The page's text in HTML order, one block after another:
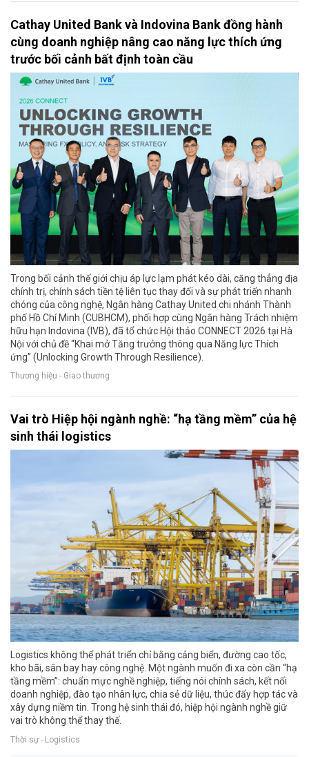
Cathay United Bank và Indovina Bank đồng hành
cùng doanh nghiệp nâng cao năng lực thích ứng
trước bối cảnh bất định toàn cầu
Trong bối cảnh thế giới chịu áp lực lạm phát kéo dài, căng thẳng địa
chính trị, chính sách tiền tệ liên tục thay đổi và sự phát triển nhanh
chóng của công nghệ, Ngân hàng Cathay United chi nhánh Thành
phố Hồ Chí Minh (CUBHCM), phối hợp cùng Ngân hàng Trách nhiệm
hữu hạn Indovina (IVB), đã tổ chức Hội thảo CONNECT 2026 tại Hà
Nội với chủ đề “Khai mở Tăng trưởng thông qua Năng lực Thích
ứng” (Unlocking Growth Through Resilience).
Thương hiệu - Giao thương
Vai trò Hiệp hội ngành nghề: “hạ tầng mềm” của hệ
sinh thái logistics
Logistics không thể phát triển chỉ bằng cảng biển, đường cao tốc,
kho bãi, sân bay hay công nghệ. Một ngành muốn đi xa còn cần “hạ
tầng mềm”: chuẩn mực nghề nghiệp, tiếng nói chính sách, kết nối
doanh nghiệp, đào tạo nhân lực, chia sẻ dữ liệu, thúc đẩy hợp tác và
xây dựng niềm tin. Trong hệ sinh thái đó, hiệp hội ngành nghề giữ
vai trò không thể thay thế.
Thời sự - Logistics